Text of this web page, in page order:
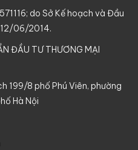
do Sở Kế hoạch và Đầu
06/2014.
ĐẦU TƯ THƯƠNG MẠI
199/8 phố Phú Viên, phường
Hà Nội